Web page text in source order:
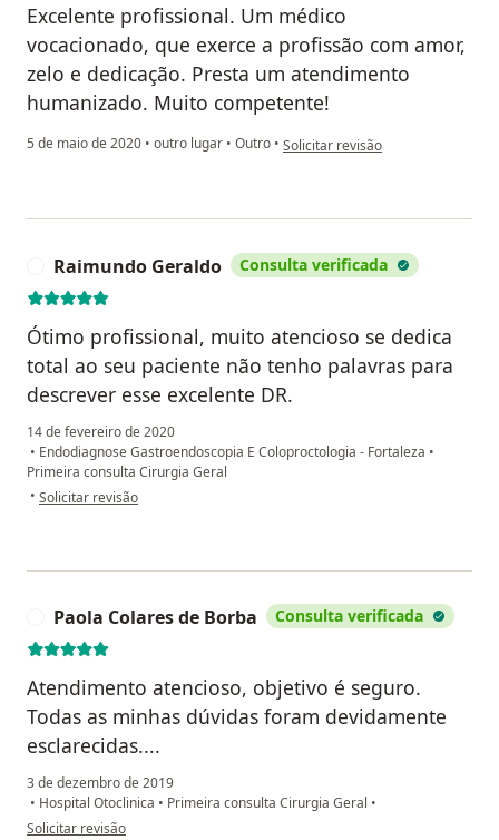
Excelente profissional. Um médico
vocacionado, que exerce a profissão com amor,
zelo e dedicação. Presta um atendimento
humanizado. Muito competente!
5 de maio de 2020 • outro lugar • Outro • na opinião do utilizador Fernanda
Solicitar revisão
Raimundo Geraldo Consulta verificada
Ótimo profissional, muito atencioso se dedica
total ao seu paciente não tenho palavras para
descrever esse excelente DR.
14 de fevereiro de 2020
• Endodiagnose Gastroendoscopia E Coloproctologia - Fortaleza •
Primeira consulta Cirurgia Geral
• na opinião do utilizador Raimundo Geraldo
Solicitar revisão
Paola Colares de Borba Consulta verificada
Atendimento atencioso, objetivo é seguro.
Todas as minhas dúvidas foram devidamente
esclarecidas....
3 de dezembro de 2019
• Hospital Otoclinica • Primeira consulta Cirurgia Geral •
na opinião do utilizador Paola Colares de Borba
Solicitar revisão